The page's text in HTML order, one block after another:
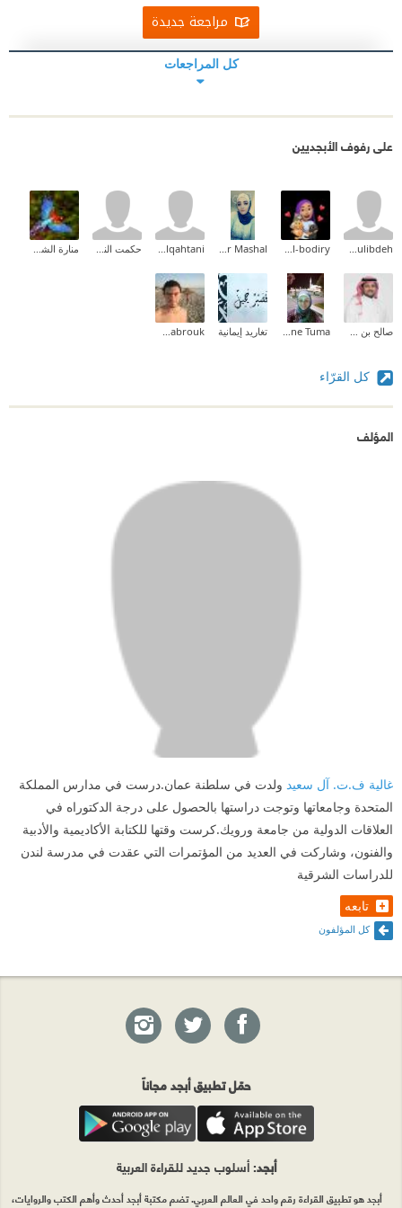
مراجعة جديدة
كل المراجعات
على رفوف الأبجديين
تغاريد إيمانية
كل القرّاء
المؤلف
غالية ف.ت. آل سعيد ولدت في سلطنة عمان.درست في مدارس المملكة
المتحدة وجامعاتها وتوجت دراستها بالحصول على درجة الدكتوراه في
العلاقات الدولية من جامعة ورويك.كرست وقتها للكتابة الأكاديمية والأدبية
والفنون، وشاركت في العديد من المؤتمرات التي عقدت في مدرسة لندن
للدراسات الشرقية
تابعه
كل المؤلفون
حمّل تطبيق أبجد مجاناً
أبجد: أسلوب جديد للقراءة العربية
أبجد هو تطبيق القراءة رقم واحد في العالم العربي. تضم مكتبة أبجد أحدث وأهم الكتب والروايات،